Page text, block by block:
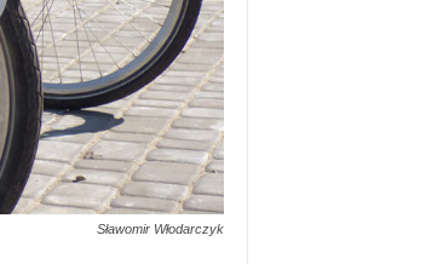
Sławomir Włodarczyk